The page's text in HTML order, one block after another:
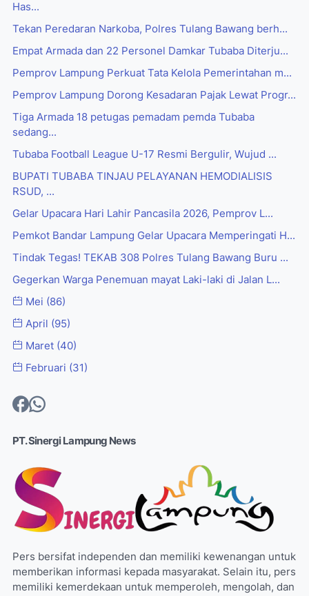
Has...
Tekan Peredaran Narkoba, Polres Tulang Bawang berh...
Empat Armada dan 22 Personel Damkar Tubaba Diterju...
Pemprov Lampung Perkuat Tata Kelola Pemerintahan m...
Pemprov Lampung Dorong Kesadaran Pajak Lewat Progr...
Tiga Armada 18 petugas pemadam pemda Tubaba
sedang...
Tubaba Football League U-17 Resmi Bergulir, Wujud ...
BUPATI TUBABA TINJAU PELAYANAN HEMODIALISIS
RSUD, ...
Gelar Upacara Hari Lahir Pancasila 2026, Pemprov L...
Pemkot Bandar Lampung Gelar Upacara Memperingati H...
Tindak Tegas! TEKAB 308 Polres Tulang Bawang Buru ...
Gegerkan Warga Penemuan mayat Laki-laki di Jalan L...
Mei (86)
April (95)
Maret (40)
Februari (31)
PT. Sinergi Lampung News
Pers bersifat independen dan memiliki kewenangan untuk
memberikan informasi kepada masyarakat. Selain itu, pers
memiliki kemerdekaan untuk memperoleh, mengolah, dan